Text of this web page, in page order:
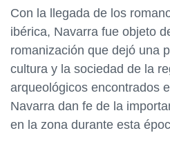
Con la llegada de los
ibérica, Navarra fue objeto
romanización que dejó una
cultura y la sociedad de la
arqueológicos encontrados
Navarra dan fe de la
en la zona durante esta